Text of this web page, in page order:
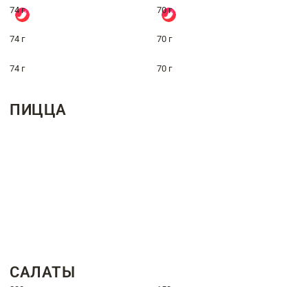
74 г 70 г
74 г 70 г
74 г 70 г
ПИЦЦА
САЛАТЫ